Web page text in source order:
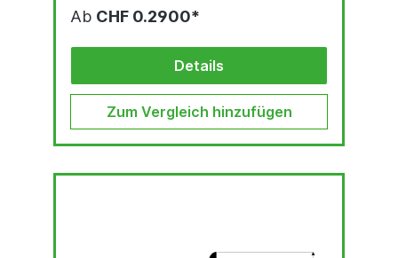
Ab CHF 0.2900*
Details
Zum Vergleich hinzufügen